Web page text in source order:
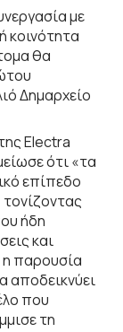
με
κοινότητα
θα
Δημαρχείο
Electra
ότι «τα
επίπεδο
ήδη
και
παρουσία
αποδεικνύει
που
τη